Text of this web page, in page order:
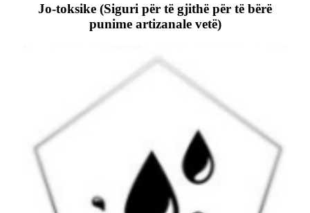
Jo-toksike (Siguri për të gjithë për të bërë
punime artizanale vetë)